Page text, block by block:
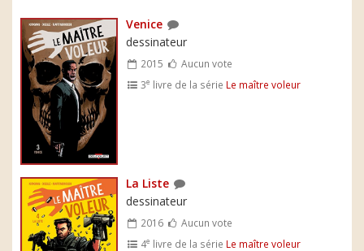
Venice
dessinateur
2015
Aucun vote
3e livre de la série Le maître voleur
La Liste
dessinateur
2016
Aucun vote
4e livre de la série Le maître voleur